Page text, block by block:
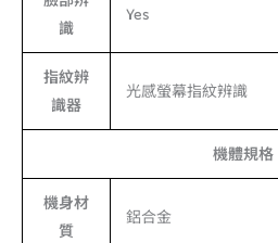
識
Yes
指紋辨
識器
光感螢幕指紋辨識
機體規格
機身材
質
鋁合金